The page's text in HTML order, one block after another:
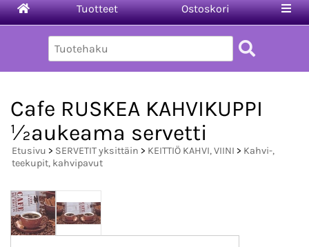
Tuotteet Ostoskori
Cafe RUSKEA KAHVIKUPPI
½aukeama servetti
Etusivu > SERVETIT yksittäin > KEITTIÖ KAHVI, VIINI > Kahvi-,
teekupit, kahvipavut